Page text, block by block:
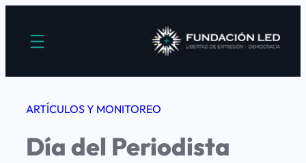
ARTÍCULOS Y MONITOREO
Día del Periodista